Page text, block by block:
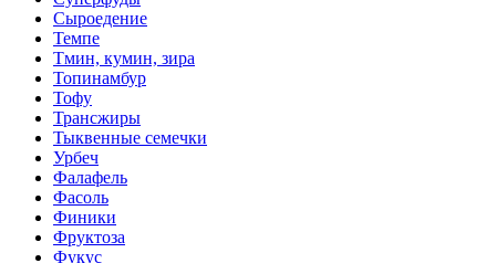
Сыроедение
Темпе
Тмин, кумин, зира
Топинамбур
Тофу
Трансжиры
Тыквенные семечки
Урбеч
Фалафель
Фасоль
Финики
Фруктоза
Фукус